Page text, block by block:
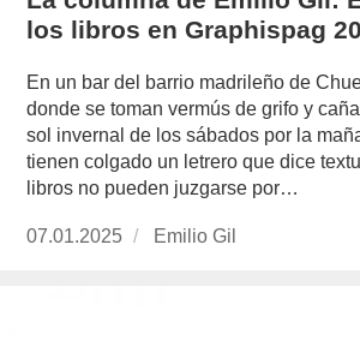
los libros en Graphispag
En un bar del barrio madrileño de
donde se toman vermús de grifo y
sol invernal de los sábados por la
tienen colgado un letrero que dice
libros no pueden juzgarse por…
Publicado
07.01.2025
https://
Emilio Gil